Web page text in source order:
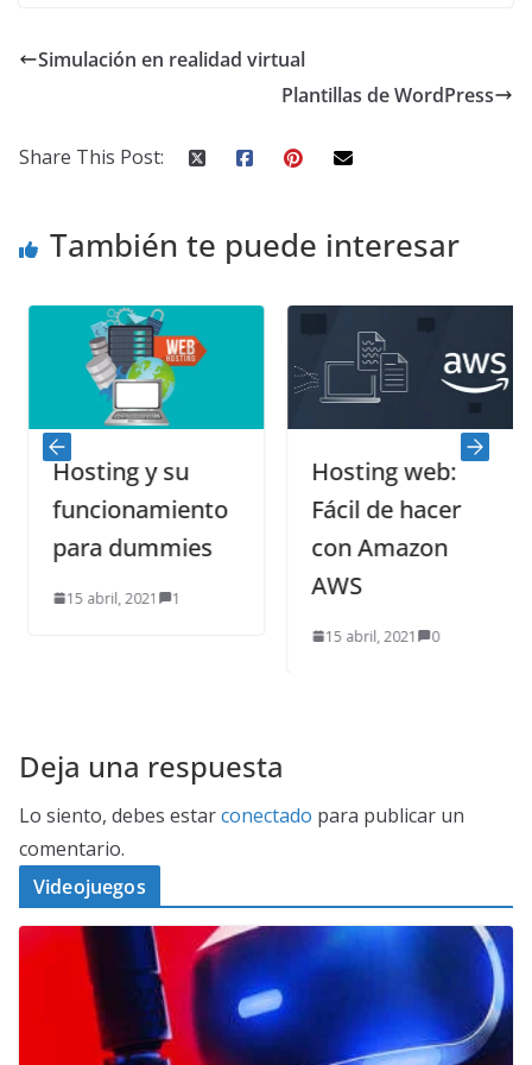
Simulación en realidad virtual
Plantillas de WordPress
Share This Post:
También te puede interesar
Hosting y su
funcionamiento
para dummies
15 abril, 2021 1
Hosting web:
Fácil de hacer
con Amazon
AWS
15 abril, 2021 0
Deja una respuesta
Lo siento, debes estarconectado para publicar un
comentario.
Videojuegos